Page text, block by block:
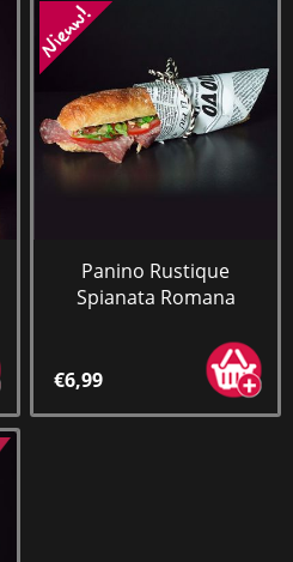
Panino Rustique
Spianata Romana
€6,99